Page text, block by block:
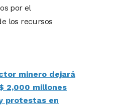
por el
los recursos
minero dejará
2,000 millones
protestas en